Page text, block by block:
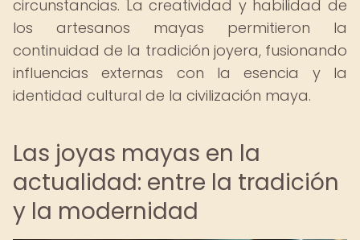
circunstancias. La creatividad y habilidad de
los artesanos mayas permitieron la
continuidad de la tradición joyera, fusionando
influencias externas con la esencia y la
identidad cultural de la civilización maya.
Las joyas mayas en la
actualidad: entre la tradición
y la modernidad